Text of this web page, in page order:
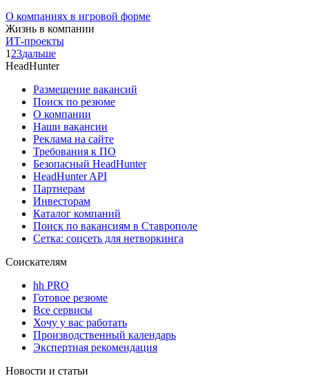
О компаниях в игровой форме
Жизнь в компании
ИТ-проекты
1 23дальше
HeadHunter
Размещение вакансий
Поиск по резюме
О компании
Наши вакансии
Реклама на сайте
Требования к ПО
Безопасный HeadHunter
HeadHunter API
Партнерам
Инвесторам
Каталог компаний
Поиск по вакансиям в Ставрополе
Сетка: соцсеть для нетворкинга
Соискателям
hh PRO
Готовое резюме
Все сервисы
Хочу у вас работать
Производственный календарь
Экспертная рекомендация
Новости и статьи